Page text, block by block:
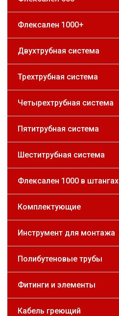
Флексален 1000+
Двухтрубная система
Трехтрубная система
Четырехтрубная система
Пятитрубная система
Шеститрубная система
Флексален 1000 в штангах
Комплектующие
Инструмент для монтажа
Полибутеновые трубы
Фитинги и элементы
Кабель греющий